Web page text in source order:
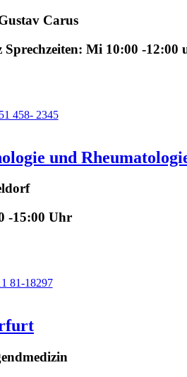
Carus
Mi 10:00 -12:00
458- 2345
und
-15:00 Uhr
81-18297